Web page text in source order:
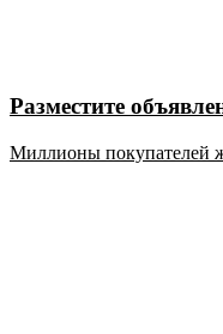
Разместите
Миллионы покупателей